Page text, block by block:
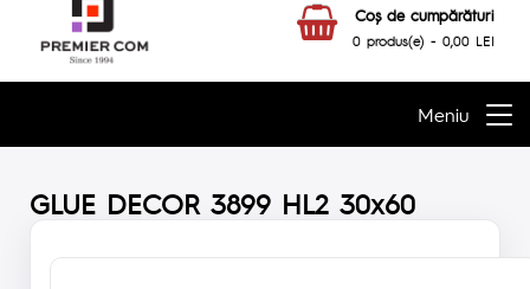
Coş de cumpărături
0 produs(e) - 0,00 LEI
Meniu
GLUE DECOR 3899 HL2 30x60